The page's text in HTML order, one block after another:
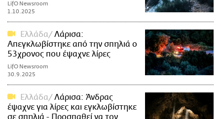
LifO Newsroom
1.10.2025
Ελλάδα
Λάρισα:
Απεγκλωβίστηκε από την σπηλιά ο
53χρονος που έψαχνε λίρες
LifO Newsroom
30.9.2025
Ελλάδα
Λάρισα: Άνδρας
έψαχνε για λίρες και εγκλωβίστηκε
σε σπηλιά - Προσπαθεί να τον